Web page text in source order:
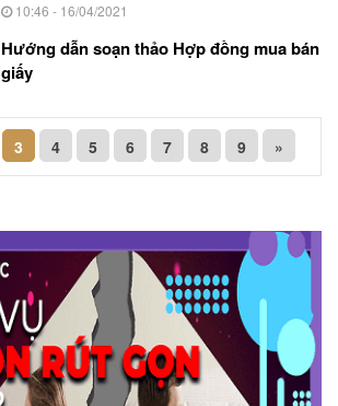
10:46 - 16/04/2021
Hướng dẫn soạn thảo Hợp đồng mua bán
giấy
3 4 5 6 7 8 9 »